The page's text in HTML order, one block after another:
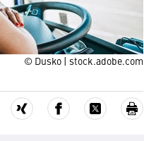
© Dusko | stock.adobe.com